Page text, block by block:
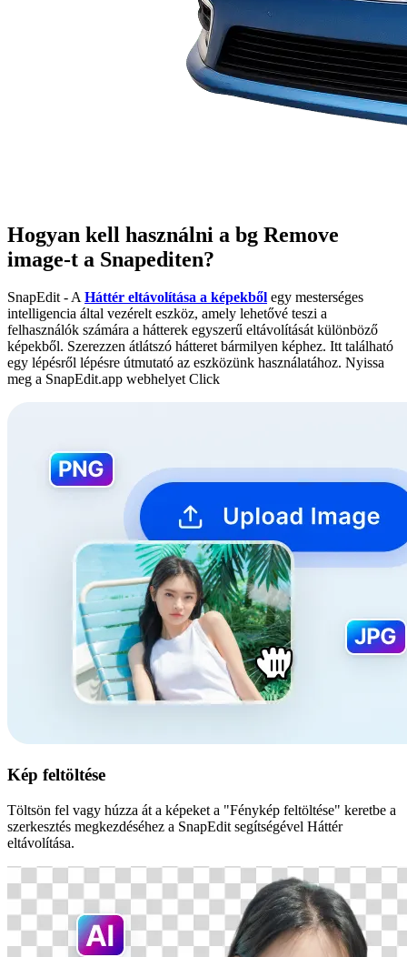
Hogyan kell használni a bg Remove
image-t a Snapediten?
SnapEdit - AHáttér eltávolítása a képekből egy mesterséges
intelligencia által vezérelt eszköz, amely lehetővé teszi a
felhasználók számára a hátterek egyszerű eltávolítását különböző
képekből. Szerezzen átlátszó hátteret bármilyen képhez. Itt található
egy lépésről lépésre útmutató az eszközünk használatához. Nyissa
meg a SnapEdit.app webhelyet Click
Kép feltöltése
Töltsön fel vagy húzza át a képeket a "Fénykép feltöltése" keretbe a
szerkesztés megkezdéséhez a SnapEdit segítségével Háttér
eltávolítása.